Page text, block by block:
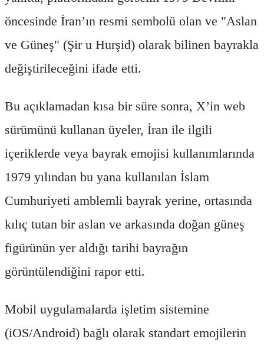
öncesinde İran’ın resmi sembolü olan ve "Aslan
ve Güneş" (Şir u Hurşid) olarak bilinen bayrakla
değiştirileceğini ifade etti.
Bu açıklamadan kısa bir süre sonra, X’in web
sürümünü kullanan üyeler, İran ile ilgili
içeriklerde veya bayrak emojisi kullanımlarında
1979 yılından bu yana kullanılan İslam
Cumhuriyeti amblemli bayrak yerine, ortasında
kılıç tutan bir aslan ve arkasında doğan güneş
figürünün yer aldığı tarihi bayrağın
görüntülendiğini rapor etti.
Mobil uygulamalarda işletim sistemine
(iOS/Android) bağlı olarak standart emojilerin